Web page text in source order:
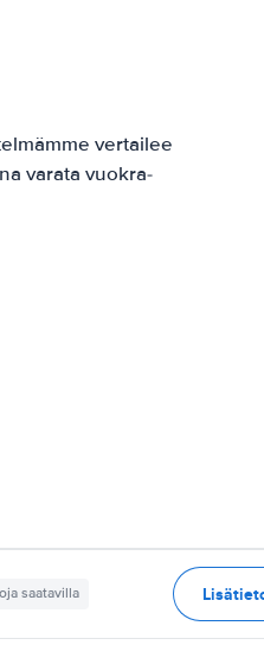
vertailee
varata vuokra-
saatavilla